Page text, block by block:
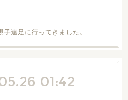
遠足に行ってきました。
01:42